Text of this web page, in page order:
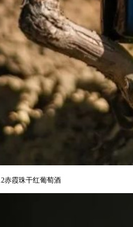
赤霞珠干红葡萄酒